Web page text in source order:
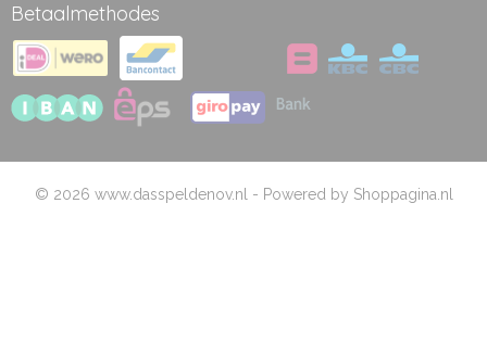
Betaalmethodes
© 2026 www.dasspeldenov.nl - Powered by Shoppagina.nl